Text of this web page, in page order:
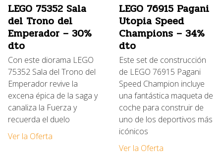
LEGO 75352 Sala
del Trono del
Emperador – 30%
dto
Con este diorama LEGO
75352 Sala del Trono del
Emperador revive la
excena épica de la saga y
canaliza la Fuerza y
recuerda el duelo
Ver la Oferta
LEGO 76915 Pagani
Utopia Speed
Champions – 34%
dto
Este set de construcción
de LEGO 76915 Pagani
Speed Champion incluye
una fantástica maqueta de
coche para construir de
uno de los deportivos más
icónicos
Ver la Oferta